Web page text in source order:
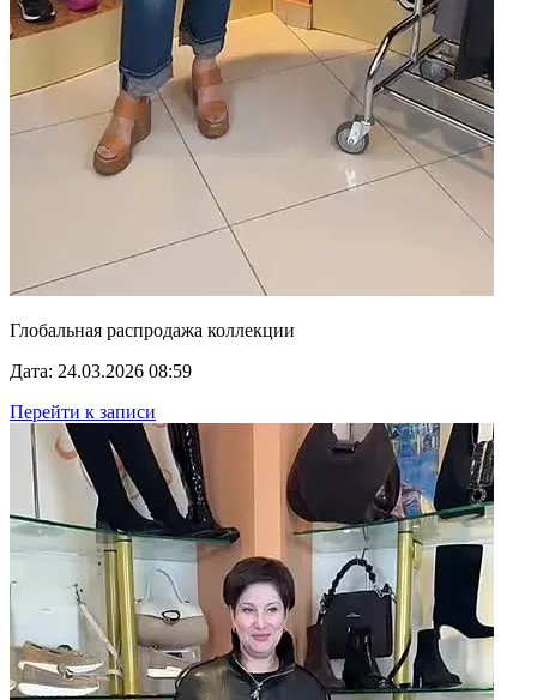
Глобальная распродажа коллекции
Дата: 24.03.2026 08:59
Перейти к записи